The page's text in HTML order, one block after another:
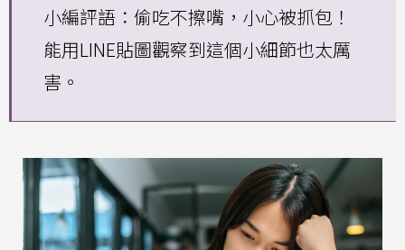
小編評語：偷吃不擦嘴，小心被抓包！
能用LINE貼圖觀察到這個小細節也太厲
害。